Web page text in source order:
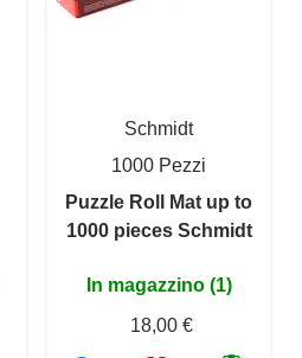
Schmidt
1000 Pezzi
Puzzle Roll Mat up to
1000 pieces Schmidt
In magazzino (1)
18,00 €